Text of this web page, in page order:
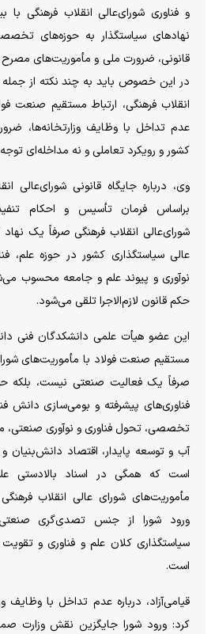
و فناوری شورای‌عالی انقلاب فرهنگی با
نهاد‌های سیاستگذار به حوزه‌های
قانونی، ضرورت ملی و مأموریت‌های مصرح
در این خصوص باید به چند نکته از جمله
انقلاب فرهنگی، ارتباط مستقیم صنعت
عدم تداخل با وظایف وزارتخانه‌ها،
کشور و رویکرد تعاملی و نه مداخله‌ای
وی، درباره جایگاه قانونی شورای‌عالی
براساس فرمان تأسیس و احکام
شورای‌عالی انقلاب فرهنگی صرفاً یک
عالی سیاستگذاری کشور در حوزه علم،
نوآوری و پیوند علم و جامعه محسوب
حکم قانون لازم‌الاجرا تلقی می‌شود.
این عضو هیأت علمی دانشکدگان فنی
مستقیم صنعت فولاد با مأموریت‌های
صرفاً یک فعالیت صنعتی نیست، بلکه
فناوری‌های پیشرفته و بومی‌سازی دانش
تخصصی، تحول فناوری و نوآوری صنعتی،
آب و توسعه پایدار، اقتصاد دانش‌بنیان
است که همگی در اسناد بالادستی
مأموریت‌های شورای عالی انقلاب فرهنگی
ورود شورا از جنس تصدی‌گری
سیاستگذاری کلان علم و فناوری و
است.
قیامی‌آزاد، درباره عدم تداخل با وظایف
کرد: ورود شورا جایگزین نقش وزارت